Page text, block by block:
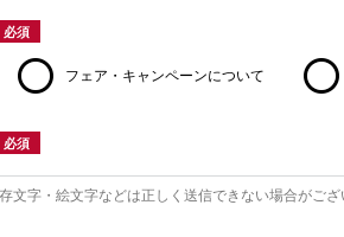
必須
フェア・キャンペーンについて
必須